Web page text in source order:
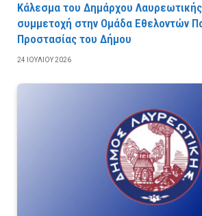
Κάλεσμα του Δημάρχου
συμμετοχή στην Ομάδα Εθελοντών
Προστασίας του Δήμου
24 ΙΟΥΛΊΟΥ 2026